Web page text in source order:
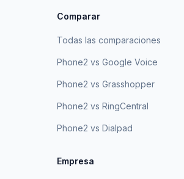
Comparar
Todas las comparaciones
Phone2 vs Google Voice
Phone2 vs Grasshopper
Phone2 vs RingCentral
Phone2 vs Dialpad
Empresa